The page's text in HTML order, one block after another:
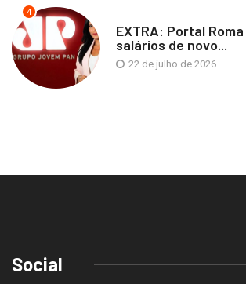
4
EXTRA: Portal
salários de novo...
22 de julho de 2026
Social